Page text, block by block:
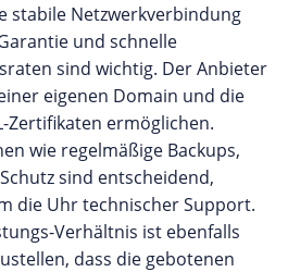
stabile Netzwerkverbindung
und schnelle
sind wichtig. Der Anbieter
eigenen Domain und die
Zertifikaten ermöglichen.
wie regelmäßige Backups,
sind entscheidend,
die Uhr technischer Support.
Verhältnis ist ebenfalls
dass die gebotenen